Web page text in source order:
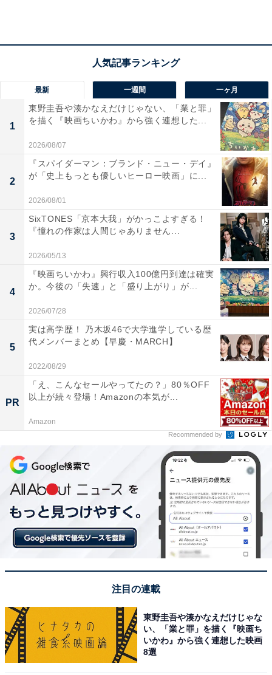
京五輪内定）
3位：大迫傑選手（Nike）2時間11分41秒
女子
優勝：前田穂南選手（天満屋）2時間25分15秒（東京五
輪内定）
2位：鈴木亜由子選手（日本郵政グループ）2時間29分02
秒（東京五輪内定）
3位 小原怜選手（天満屋）2時間29分06秒
最初から最後まで手に汗握る展開！男子のレース
を振り返る
ここからは熱戦のレースを振り返ります。
一斉にスタートした男子選手30人（©日本陸上競技連盟）
男子は8時51分、明治神宮外苑いちょう並木をスター
ト。スタートと同時に設楽悠太選手（Honda）が飛び出
し、5km地点で早くも後続に1分差をつけ、プレスルーム
からもどよめきが起こるほどでした。
最新 一週間 一ヶ月
1
東野圭吾や湊かなえだけじゃない、「業と罪」
を描く『映画ちいかわ』から強く連想した...
2026/08/07
2
『スパイダーマン：ブランド・ニュー・デイ』
が「史上もっとも優しいヒーロー映画」に...
2026/08/01
3
SixTONES「京本大我」がかっこよすぎる！
『憧れの作家は人間じゃありません...
2026/05/13
4
『映画ちいかわ』興行収入100億円到達は確実
か。今後の「失速」と「盛り上がり」が...
2026/07/28
5
実は高学歴！ 乃木坂46で大学進学している歴
代メンバーまとめ【早慶・MARCH】
2022/08/29
PR
「え、こんなセールやってたの？」80％OFF
以上が続々登場！Amazonの本気が...
Amazon
Recommended by
注目の連載
東野圭吾や湊かなえだけじゃな
い、「業と罪」を描く『映画ち
いかわ』から強く連想した映画
8選